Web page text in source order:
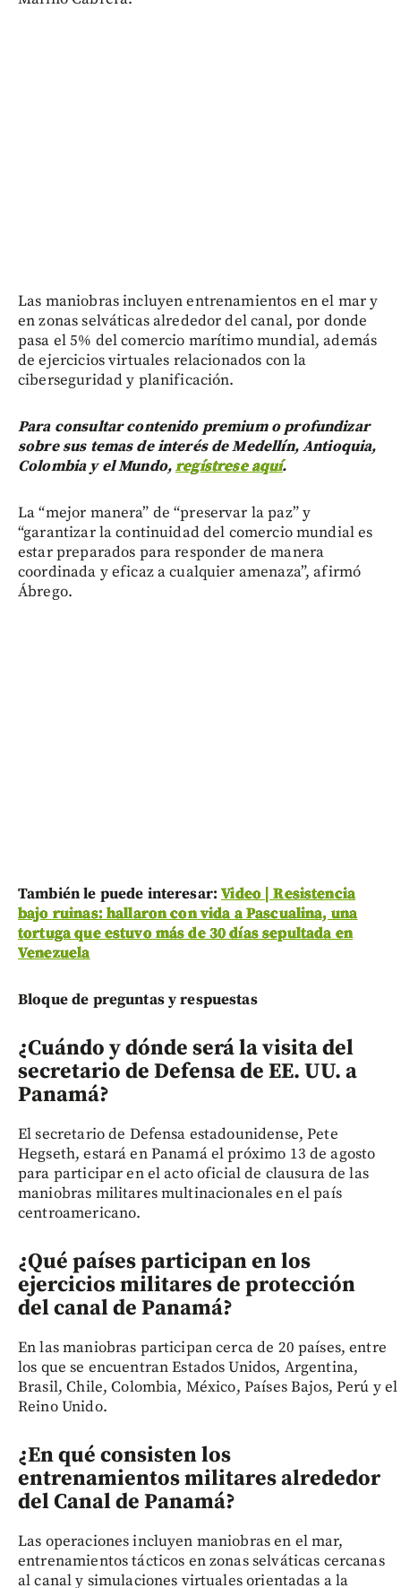
Las maniobras incluyen entrenamientos en el mar y
en zonas selváticas alrededor del canal, por donde
pasa el 5% del comercio marítimo mundial, además
de ejercicios virtuales relacionados con la
ciberseguridad y planificación.
Para consultar contenido premium o profundizar
sobre sus temas de interés de Medellín, Antioquia,
Colombia y el Mundo,regístrese aquí.
La “mejor manera” de “preservar la paz” y
“garantizar la continuidad del comercio mundial es
estar preparados para responder de manera
coordinada y eficaz a cualquier amenaza”, afirmó
Ábrego.
También le puede interesar:Video | Resistencia
bajo ruinas: hallaron con vida a Pascualina, una
tortuga que estuvo más de 30 días sepultada en
Venezuela
Bloque de preguntas y respuestas
¿Cuándo y dónde será la visita del
secretario de Defensa de EE. UU. a
Panamá?
El secretario de Defensa estadounidense, Pete
Hegseth, estará en Panamá el próximo 13 de agosto
para participar en el acto oficial de clausura de las
maniobras militares multinacionales en el país
centroamericano.
¿Qué países participan en los
ejercicios militares de protección
del canal de Panamá?
En las maniobras participan cerca de 20 países, entre
los que se encuentran Estados Unidos, Argentina,
Brasil, Chile, Colombia, México, Países Bajos, Perú y el
Reino Unido.
¿En qué consisten los
entrenamientos militares alrededor
del Canal de Panamá?
Las operaciones incluyen maniobras en el mar,
entrenamientos tácticos en zonas selváticas cercanas
al canal y simulaciones virtuales orientadas a la